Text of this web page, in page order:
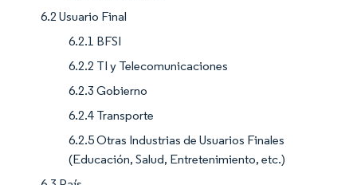
6.2 Usuario Final
6.2.1 BFSI
6.2.2 TI y Telecomunicaciones
6.2.3 Gobierno
6.2.4 Transporte
6.2.5 Otras Industrias de Usuarios Finales
(Educación, Salud, Entretenimiento, etc.)